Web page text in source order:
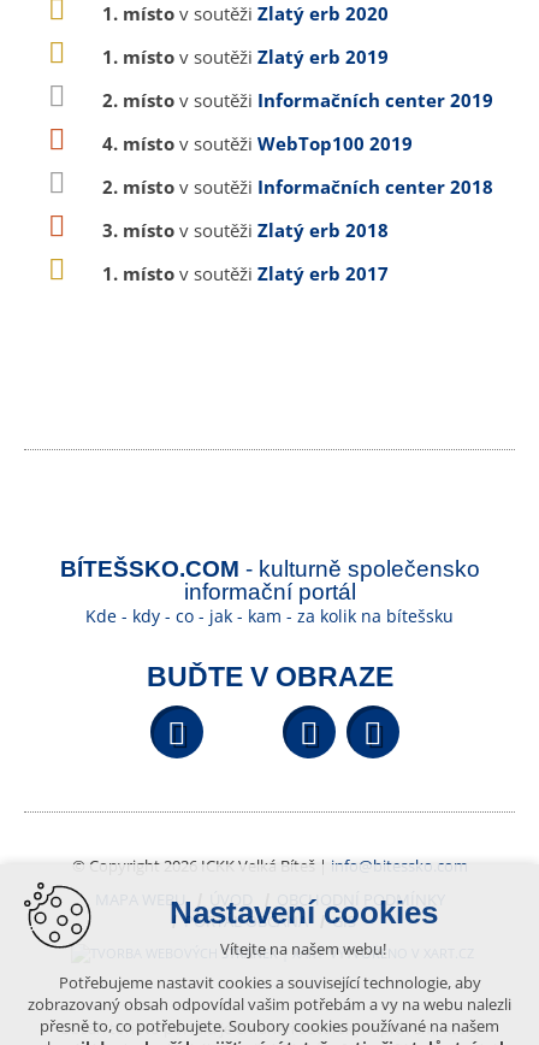
1. místo v soutěži Zlatý erb 2020
1. místo v soutěži Zlatý erb 2019
2. místo v soutěži Informačních center 2019
4. místo v soutěži WebTop100 2019
2. místo v soutěži Informačních center 2018
3. místo v soutěži Zlatý erb 2018
1. místo v soutěži Zlatý erb 2017
BÍTEŠSKO.COM - kulturně společensko
informační portál
Kde - kdy - co - jak - kam - za kolik na bítešsku
BUĎTE V OBRAZE
Facebook YouTube
© Copyright 2026 ICKK Velká Bíteš | info@bitessko.com
MAPA WEBU
ÚVOD
OBCHODNÍ PODMÍNKY
PORTÁL OBČANA
GIS
VYTVOŘENO V XART.CZ
Obsah tohoto portálu je chráněn autorským právem, které
Nastavení cookies
Vítejte na našem webu!
Potřebujeme nastavit cookies a související technologie, aby
zobrazovaný obsah odpovídal vašim potřebám a vy na webu nalezli
přesně to, co potřebujete. Soubory cookies používané na našem